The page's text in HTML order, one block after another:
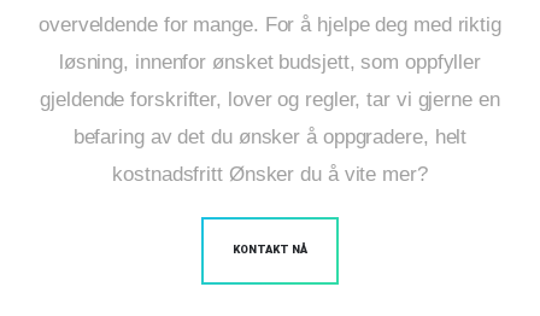
overveldende for mange. For å hjelpe deg med riktig
løsning, innenfor ønsket budsjett, som oppfyller
gjeldende forskrifter, lover og regler, tar vi gjerne en
befaring av det du ønsker å oppgradere, helt
kostnadsfritt Ønsker du å vite mer?
KONTAKT NÅ